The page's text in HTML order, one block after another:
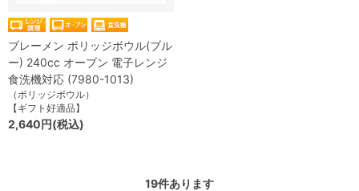
ブレーメン ポリッジボウル(ブル
ー) 240cc オーブン 電子レンジ
食洗機対応 (7980-1013)
（ポリッジボウル）
【ギフト好適品】
2,640円(税込)
19件あります